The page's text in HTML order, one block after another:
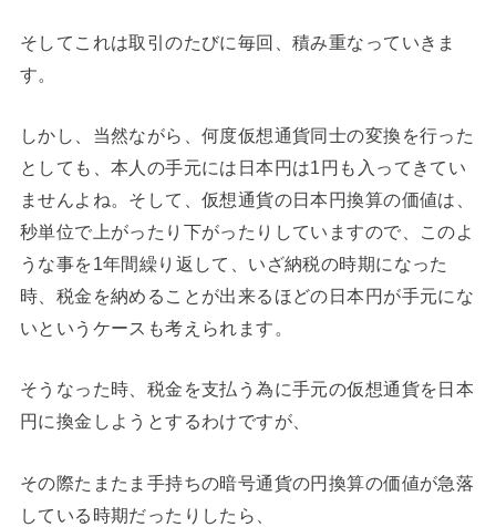
そしてこれは取引のたびに毎回、積み重なっていきま
す。
しかし、当然ながら、何度仮想通貨同士の変換を行った
としても、本人の手元には日本円は1円も入ってきてい
ませんよね。そして、仮想通貨の日本円換算の価値は、
秒単位で上がったり下がったりしていますので、このよ
うな事を1年間繰り返して、いざ納税の時期になった
時、税金を納めることが出来るほどの日本円が手元にな
いというケースも考えられます。
そうなった時、税金を支払う為に手元の仮想通貨を日本
円に換金しようとするわけですが、
その際たまたま手持ちの暗号通貨の円換算の価値が急落
している時期だったりしたら、